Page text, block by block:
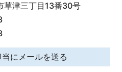
津三丁目13番30号
にメールを送る